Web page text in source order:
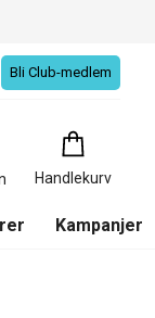
Bli Club-medlem
Handlekurv
Handlekurv
0
Produkter
Kampanjer